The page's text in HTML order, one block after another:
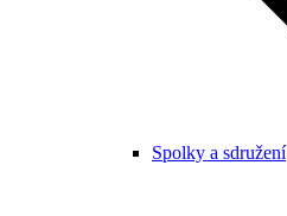
Spolky a sdružení